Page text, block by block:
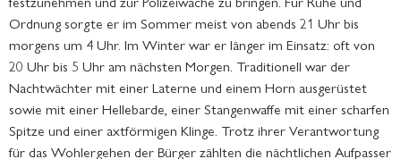
Ordnung sorgte er im Sommer meist von abends 21 Uhr bis
morgens um 4 Uhr. Im Winter war er länger im Einsatz: oft von
20 Uhr bis 5 Uhr am nächsten Morgen. Traditionell war der
Nachtwächter mit einer Laterne und einem Horn ausgerüstet
sowie mit einer Hellebarde, einer Stangenwaffe mit einer scharfen
Spitze und einer axtförmigen Klinge. Trotz ihrer Verantwortung
für das Wohlergehen der Bürger zählten die nächtlichen Aufpasser